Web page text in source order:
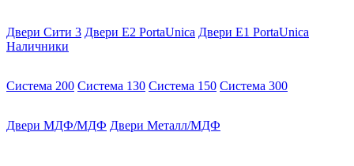
Двери Сити 3 Двери E2 PortaUnica Двери E1 PortaUnica
Наличники
Система 200 Система 130 Система 150 Система 300
Двери МДФ/МДФ Двери Металл/МДФ